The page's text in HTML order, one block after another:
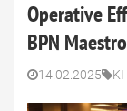
Operative
BPN Maestro
14.02.2025